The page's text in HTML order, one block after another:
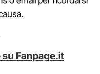
Fanpage.it